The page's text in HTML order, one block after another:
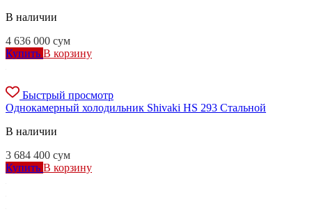
В наличии
4 636 000 сум
Купить В корзину
Быстрый просмотр
Однокамерный холодильник Shivaki HS 293 Стальной
В наличии
3 684 400 сум
Купить В корзину